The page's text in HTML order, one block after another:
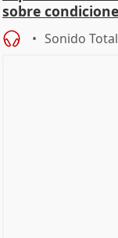
sobre
Sonido